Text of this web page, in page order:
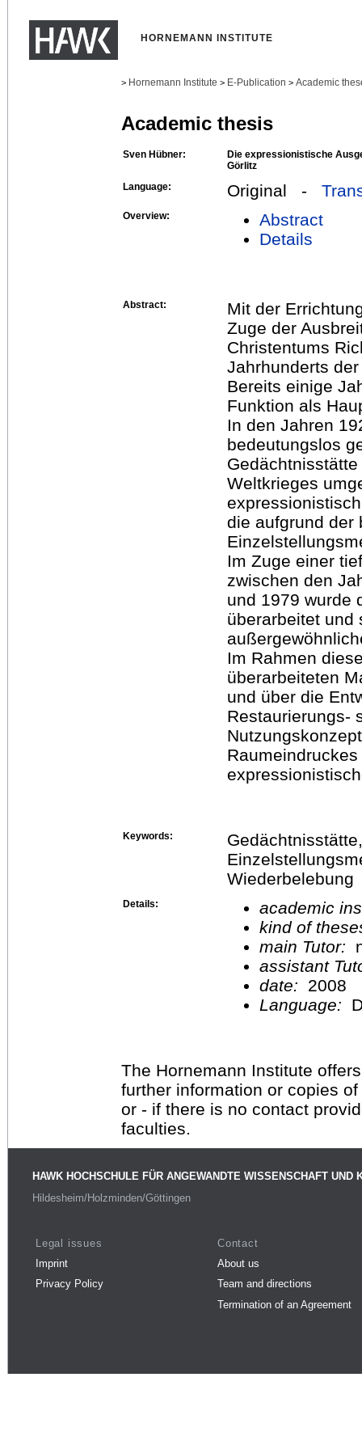
HORNEMANN INSTITUTE
> Hornemann Institute > E-Publication > Academic
Academic thesis
Sven Hübner:
Die expressionistische
Görlitz
Language:
Original -
Overview:
Abstract
Details
Abstract:
Mit der
Zuge der
Christentums
Jahrhunderts
Bereits einige
Funktion als
In den Jahren
bedeutungslos
Weltkrieges
die aufgrund der
Im Zuge einer
zwischen den
und 1979 wurde
überarbeitet und
Im Rahmen
überarbeiteten
und über die
Restaurierungs-
Keywords:
Wiederbelebung
Details:
academic
kind of
main Tutor:
assistant
date:
2008
Language:
The Hornemann Institute
further information or copies
or - if there is no contact
faculties.
HAWK HOCHSCHULE FÜR ANGEWANDTE WISSENSCHAFT UND
Hildesheim/Holzminden/Göttingen
Legal issues
Imprint
Privacy Policy
Contact
About us
Team and directions
Termination of an Agreement